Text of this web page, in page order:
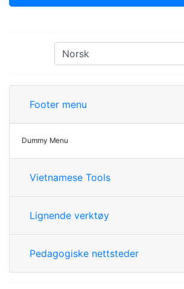
Footer menu
Dummy Menu
Vietnamese Tools
Lignende verktøy
Pedagogiske nettsteder